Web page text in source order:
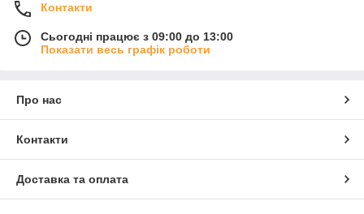
Контакти
Сьогодні працює з 09:00 до 13:00
Показати весь графік роботи
Про нас
Контакти
Доставка та оплата